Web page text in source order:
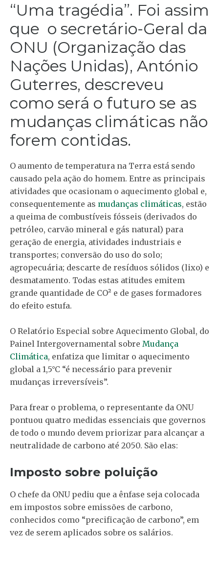
“Uma tragédia”. Foi assim
que o secretário-Geral da
ONU (Organização das
Nações Unidas), António
Guterres, descreveu
como será o futuro se as
mudanças climáticas não
forem contidas.
O aumento de temperatura na Terra está sendo
causado pela ação do homem. Entre as principais
atividades que ocasionam o aquecimento global e,
consequentemente as mudanças climáticas, estão
a queima de combustíveis fósseis (derivados do
petróleo, carvão mineral e gás natural) para
geração de energia, atividades industriais e
transportes; conversão do uso do solo;
agropecuária; descarte de resíduos sólidos (lixo) e
desmatamento. Todas estas atitudes emitem
grande quantidade de CO² e de gases formadores
do efeito estufa.
O Relatório Especial sobre Aquecimento Global, do
Painel Intergovernamental sobre Mudança
Climática, enfatiza que limitar o aquecimento
global a 1,5°C “é necessário para prevenir
mudanças irreversíveis”.
Para frear o problema, o representante da ONU
pontuou quatro medidas essenciais que governos
de todo o mundo devem priorizar para alcançar a
neutralidade de carbono até 2050. São elas:
Imposto sobre poluição
O chefe da ONU pediu que a ênfase seja colocada
em impostos sobre emissões de carbono,
conhecidos como “precificação de carbono”, em
vez de serem aplicados sobre os salários.